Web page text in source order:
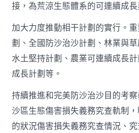
接，為荒涼生態體系的可連續成長
加大力度推動相干計劃的實行。重
劃、全國防沙治沙計劃、林業與
水土堅持計劃、農業可連續成長
成長計劃等。
持續推進和完美防沙治沙目的考
沙區生態傷害損失義務究查軌制
的狀況傷害損失義務究查情況、